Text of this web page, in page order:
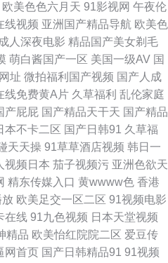
在线 久久超碰人人操 日韩成人午夜 亚
香蕉97 韩国av三区 久久伊人免费视频
碰 肏屄电影天堂 日姜女BB 91搞熟女
日韩专区 亚洲伊人主页 91人人草人妻
豆首页官网 欧美性交派对 三级成人日
成人综合 国产三级网站 色中色第一社
美A片在线观看 天天干网站 综合色鬼
成人网 五月天变态另类 91艳情 国产区
欧美色色六月天 91影视网 午夜伦
线视频 亚洲国产精品导航 欧美色
成人深夜电影 精品国产美女剃毛
萌白酱国产一区 美国一级AV 国
址 微拍福利国产视频 国产人成
线免费黄A片 久草福利 乱伦家庭
产屁屁 国产精品天干天 国产精品
本不卡二区 国产日韩91 久草福
天天操 91草草酒店视频 韩日一
视频日本 茄子视频污 亚洲色欲天
精东传媒入口 黄wwww色 香港
欧美足交一区二区 91视频电影
在线 91九色视频 日本天堂视频
精品 欧美怡红院院二区 爱豆传
网首页 国产日韩精品91 91视频